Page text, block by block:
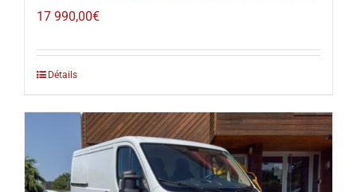
17 990,00€
Détails